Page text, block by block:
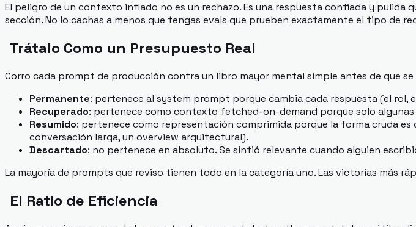
El peligro de un contexto inflado no es un rechazo. Es una respuesta confiada y
sección. No lo cachas a menos que tengas evals que prueben exactamente el tipo de
Trátalo Como un Presupuesto Real
Corro cada prompt de producción contra un libro mayor mental simple antes de que
Permanente: pertenece al system prompt porque cambia cada respuesta (el
Recuperado: pertenece como contexto fetched-on-demand porque solo
Resumido: pertenece como representación comprimida porque la forma cruda
conversación larga, un overview arquitectural).
Descartado: no pertenece en absoluto. Se sintió relevante cuando alguien
La mayoría de prompts que reviso tienen todo en la categoría uno. Las victorias más
El Ratio de Eficiencia